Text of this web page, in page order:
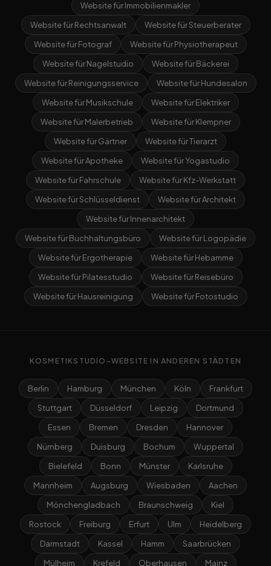
Website für Immobilienmakler
Website für Rechtsanwalt
Website für Steuerberater
Website für Fotograf
Website für Physiotherapeut
Website für Nagelstudio
Website für Bäckerei
Website für Reinigungsservice
Website für Hundesalon
Website für Musikschule
Website für Elektriker
Website für Malerbetrieb
Website für Klempner
Website für Gärtner
Website für Tierarzt
Website für Apotheke
Website für Yogastudio
Website für Fahrschule
Website für Kfz-Werkstatt
Website für Schlüsseldienst
Website für Architekt
Website für Innenarchitekt
Website für Buchhaltungsbüro
Website für Logopädie
Website für Ergotherapie
Website für Hebamme
Website für Pilatesstudio
Website für Reisebüro
Website für Hausreinigung
Website für Fotostudio
KOSMETIKSTUDIO-WEBSITE IN ANDEREN STÄDTEN
Berlin Hamburg München Köln
Frankfurt
Stuttgart
Düsseldorf Leipzig
Dortmund
Essen
Bremen Dresden
Hannover
Nürnberg
Duisburg Bochum
Wuppertal
Bielefeld
Bonn Münster
Karlsruhe
Mannheim
Augsburg Wiesbaden
Aachen
Mönchengladbach
Braunschweig
Kiel
Rostock
Freiburg Erfurt Ulm
Heidelberg
Darmstadt
Kassel Hamm
Saarbrücken
Mülheim
Krefeld Oberhausen Mainz